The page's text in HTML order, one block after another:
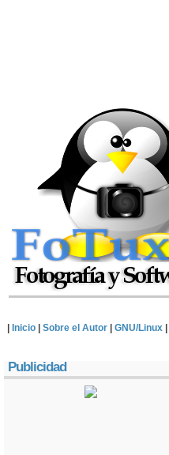
Inicio Sobre el Autor GNU/Linux
Publicidad